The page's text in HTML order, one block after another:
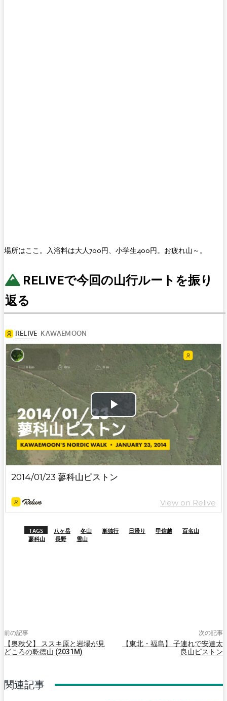
場所はここ。入浴料は大人700円、小学生400円。お疲れ山～。
RELIVEで今回の山行ルートを振り
返る
TAGS 八ヶ岳 冬山 単独行 日帰り 甲信越
百名山
蓼科山
長野 雪山
前の記事
【奥秩父】 ススキ原と岩場が見
どころの乾徳山 (2031M)
次の記事
【東北・福島】 子連れで安達太
良山ピストン
関連記事